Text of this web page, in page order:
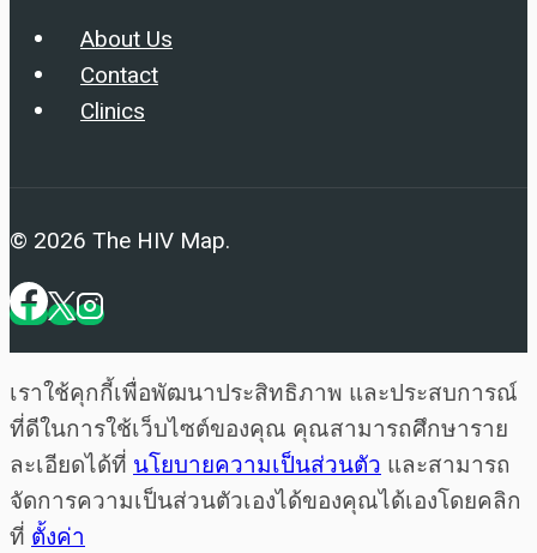
About Us
Contact
Clinics
© 2026 The HIV Map.
เราใช้คุกกี้เพื่อพัฒนาประสิทธิภาพ และประสบการณ์
ที่ดีในการใช้เว็บไซต์ของคุณ คุณสามารถศึกษาราย
ละเอียดได้ที่ นโยบายความเป็นส่วนตัว และสามารถ
จัดการความเป็นส่วนตัวเองได้ของคุณได้เองโดยคลิก
ที่ ตั้งค่า